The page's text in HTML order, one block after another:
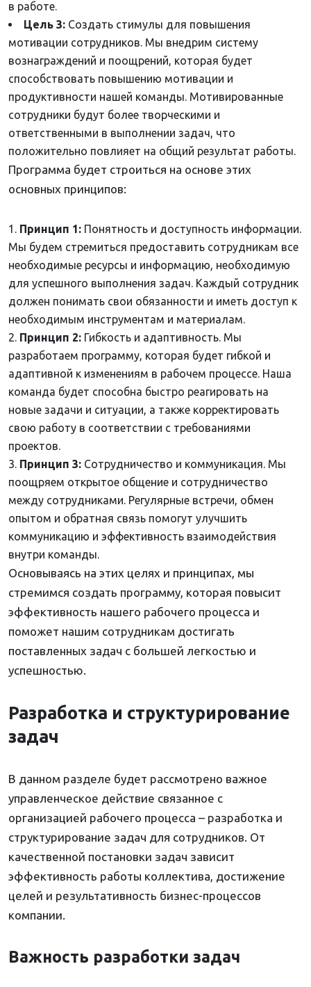
в работе.
Цель 3: Создать стимулы для повышения
мотивации сотрудников. Мы внедрим систему
вознаграждений и поощрений, которая будет
способствовать повышению мотивации и
продуктивности нашей команды. Мотивированные
сотрудники будут более творческими и
ответственными в выполнении задач, что
положительно повлияет на общий результат работы.
Программа будет строиться на основе этих
основных принципов:
Принцип 1: Понятность и доступность информации.
Мы будем стремиться предоставить сотрудникам все
необходимые ресурсы и информацию, необходимую
для успешного выполнения задач. Каждый сотрудник
должен понимать свои обязанности и иметь доступ к
необходимым инструментам и материалам.
Принцип 2: Гибкость и адаптивность. Мы
разработаем программу, которая будет гибкой и
адаптивной к изменениям в рабочем процессе. Наша
команда будет способна быстро реагировать на
новые задачи и ситуации, а также корректировать
свою работу в соответствии с требованиями
проектов.
Принцип 3: Сотрудничество и коммуникация. Мы
поощряем открытое общение и сотрудничество
между сотрудниками. Регулярные встречи, обмен
опытом и обратная связь помогут улучшить
коммуникацию и эффективность взаимодействия
внутри команды.
Основываясь на этих целях и принципах, мы
стремимся создать программу, которая повысит
эффективность нашего рабочего процесса и
поможет нашим сотрудникам достигать
поставленных задач с большей легкостью и
успешностью.
Разработка и структурирование
задач
В данном разделе будет рассмотрено важное
управленческое действие связанное с
организацией рабочего процесса – разработка и
структурирование задач для сотрудников. От
качественной постановки задач зависит
эффективность работы коллектива, достижение
целей и результативность бизнес-процессов
компании.
Важность разработки задач